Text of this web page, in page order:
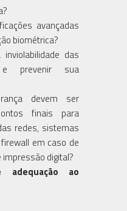
avançadas
biométrica?
das
e prevenir sua
devem ser
finais para
redes, sistemas
em caso de
digital?
adequação ao